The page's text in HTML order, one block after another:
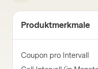
Produktmerkmale
Coupon pro Intervall